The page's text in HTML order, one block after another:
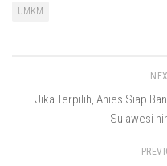
UMKM
Jika Terpilih, Anies Siap
Sulawesi